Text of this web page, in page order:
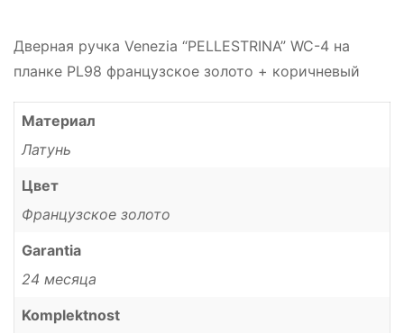
Дверная ручка Venezia “PELLESTRINA” WC-4 на
планке PL98 французское золото + коричневый
Материал
Латунь
Цвет
Французское золото
Garantia
24 месяца
Komplektnost